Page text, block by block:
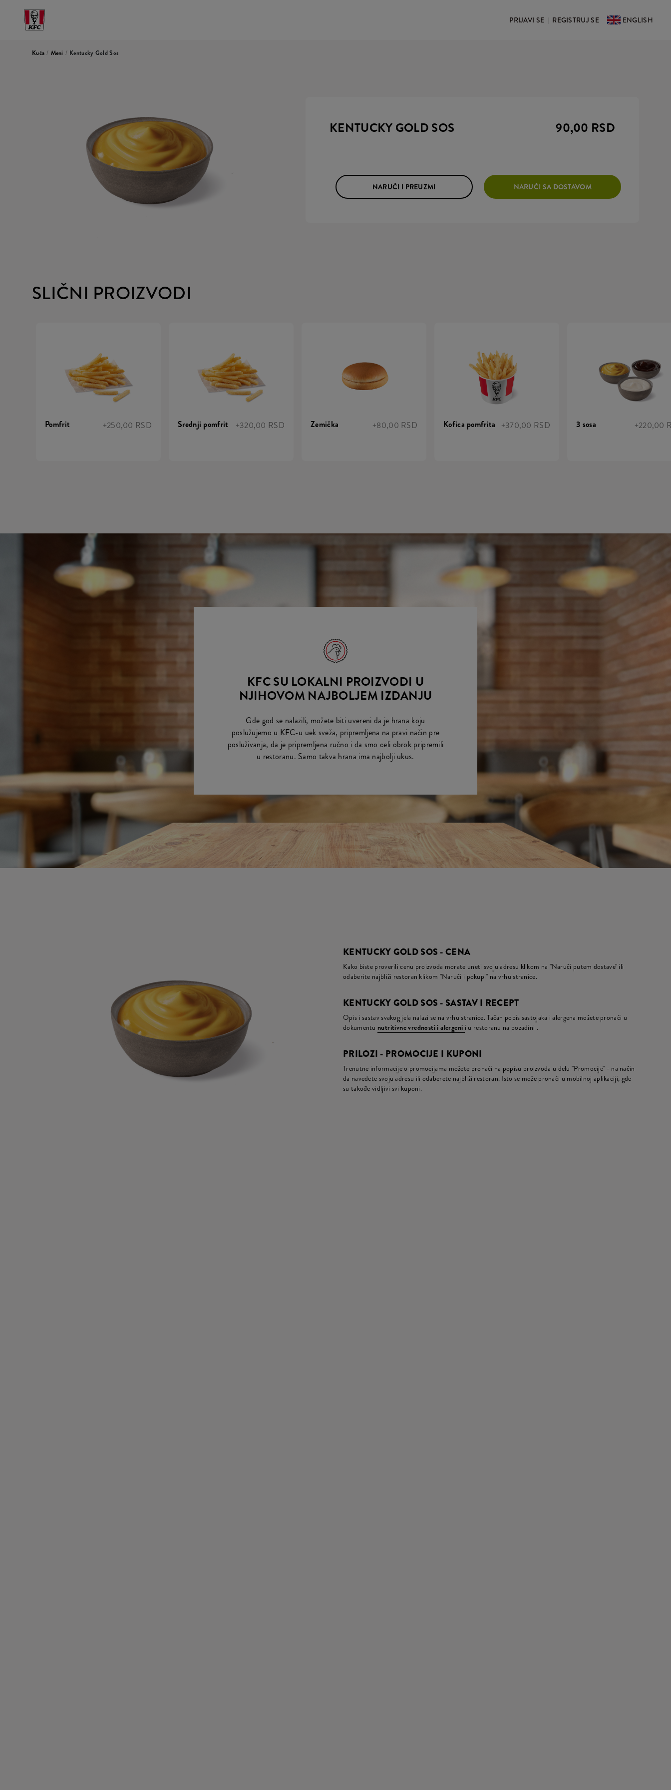
PRIJAVI SE REGISTRUJ SE ENGLISH
Kuća / Meni / Kentucky Gold Sos
KENTUCKY GOLD SOS 90,00 RSD
NARUČI I PREUZMI NARUČI SA DOSTAVOM
SLIČNI PROIZVODI
Pomfrit +250,00 RSD Srednji pomfrit +320,00 RSD Zemička +80,00 RSD Kofica pomfrita +370,00 RSD 3 sosa +220,00
KFC SU LOKALNI PROIZVODI U
NJIHOVOM NAJBOLJEM IZDANJU
Gde god se nalazili, možete biti uvereni da je hrana koju
poslužujemo u KFC-u uek sveža, pripremljena na pravi način pre
posluživanja, da je pripremljena ručno i da smo celi obrok pripremili
u restoranu. Samo takva hrana ima najbolji ukus.
KENTUCKY GOLD SOS - CENA
Kako biste proverili cenu proizvoda morate uneti svoju adresu klikom na "Naruči putem dostave" ili
odaberite najbliži restoran klikom "Naruči i pokupi" na vrhu stranice.
KENTUCKY GOLD SOS - SASTAV I RECEPT
Opis i sastav svakog jela nalazi se na vrhu stranice. Tačan popis sastojaka i alergena možete pronaći u
dokumentu nutritivne vrednosti i alergeni i u restoranu na pozadini .
PRILOZI - PROMOCIJE I KUPONI
Trenutne informacije o promocijama možete pronaći na popisu proizvoda u delu "Promocije" - na način
da navedete svoju adresu ili odaberete najbliži restoran. Isto se može pronaći u mobilnoj aplikaciji, gde
su takođe vidljivi svi kuponi.